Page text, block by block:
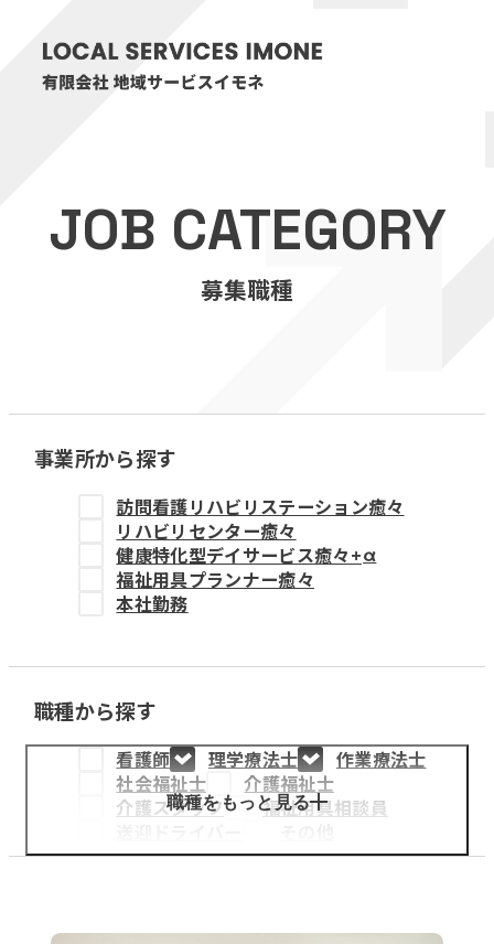
医療・介護事業
訪問看護リハビリステーション癒々
福祉用具プランナー癒々
教育事業
姫路中央こども園
姫路中央保育園
採用情報
医療・介護事業
募集職種
JOB CATEGORY
募集職種
事業所から探す
訪問看護リハビリステーション癒々
リハビリセンター癒々
健康特化型デイサービス癒々+α
福祉用具プランナー癒々
本社勤務
職種から探す
看護師 理学療法士
作業療法士
社会福祉士
介護福祉士
介護スタッフ
福祉用具相談員
職種をもっと見る